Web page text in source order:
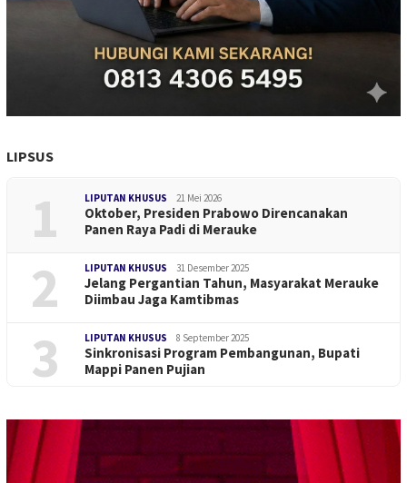
LIPSUS
1 LIPUTAN KHUSUS 21 Mei 2026
Oktober, Presiden Prabowo Direncanakan
Panen Raya Padi di Merauke
2 LIPUTAN KHUSUS 31 Desember 2025
Jelang Pergantian Tahun, Masyarakat Merauke
Diimbau Jaga Kamtibmas
3 LIPUTAN KHUSUS 8 September 2025
Sinkronisasi Program Pembangunan, Bupati
Mappi Panen Pujian